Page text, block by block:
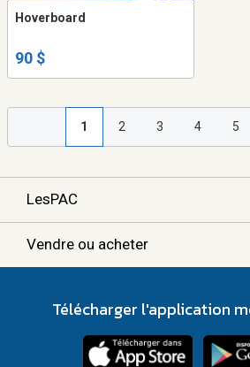
Hoverboard
90 $
1 2 3 4 5
LesPAC
Vendre ou acheter
Télécharger l'application